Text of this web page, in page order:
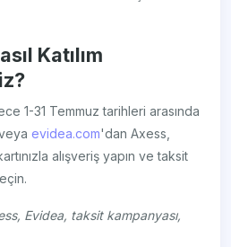
Katılım
1-31 Temmuz tarihleri arasında
evidea.com'dan Axess,
alışveriş yapın ve taksit
Evidea, taksit kampanyası,